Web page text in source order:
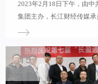
2023年2月18日下午，由
集团主办，长江财经传媒承
江传媒大厦附楼长江演播
董事长兼总裁皮亚斌先生应
心第二批专家。 峰会上，著名经济学家赵凌云教授做了《放眼量
风物挂帆济沧海——站在中
15
2023-02